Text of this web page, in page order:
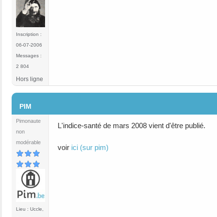
Inscription :
06-07-2006
Messages :
2 804
Hors ligne
PIM
Pimonaute
non
modérable
Lieu : Uccle,
L'indice-santé de mars 2008 vient d'être publié.
voir ici (sur pim)